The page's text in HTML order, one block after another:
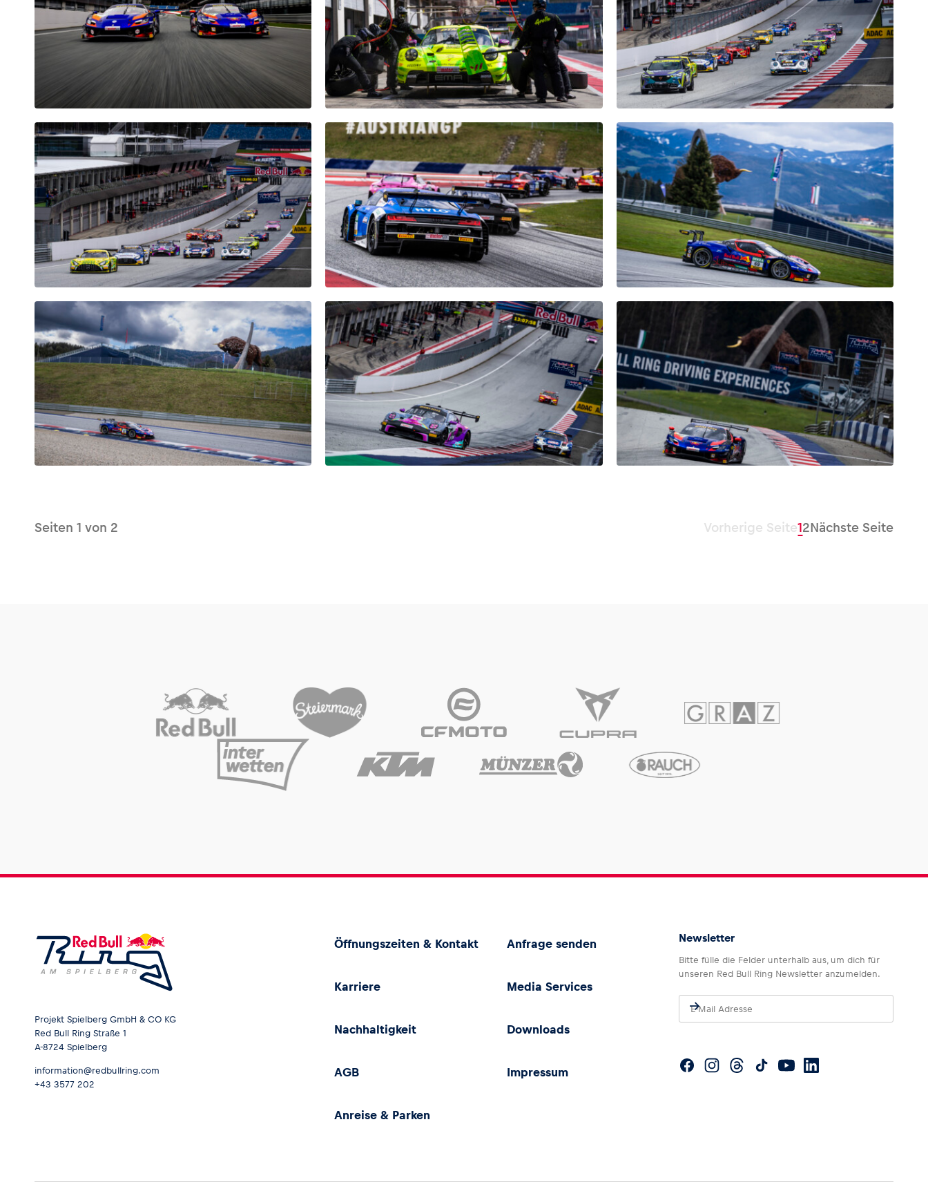
Business
Alle anzeigen
Glossar
Alle anzeigen
Seiten 1 von 2 Vorherige Seite12Nächste Seite
Projekt Spielberg GmbH & CO KG
Red Bull Ring Straße 1
A-8724 Spielberg
information@redbullring.com
+43 3577 202
Öffnungszeiten & Kontakt Anfrage senden
Karriere Media Services
Nachhaltigkeit Downloads
AGB Impressum
Anreise & Parken
Newsletter
Bitte fülle die Felder unterhalb aus, um dich für
unseren Red Bull Ring Newsletter anzumelden.